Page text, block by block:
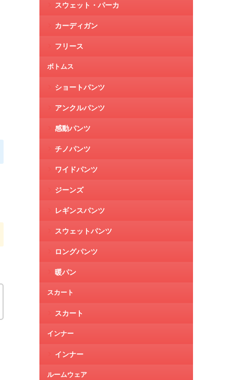
スウェット・パーカ
カーディガン
フリース
ボトムス
ショートパンツ
アンクルパンツ
感動パンツ
チノパンツ
ワイドパンツ
ジーンズ
レギンスパンツ
スウェットパンツ
ロングパンツ
暖パン
スカート
スカート
インナー
インナー
ルームウェア